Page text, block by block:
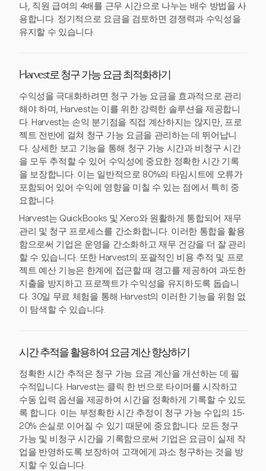
나, 직원 급여의 4배를 근무 시간으로 나누는 배수 방법을 사
용합니다. 정기적으로 요금을 검토하면 경쟁력과 수익성을
유지할 수 있습니다.
Harvest로 청구 가능 요금 최적화하기
수익성을 극대화하려면 청구 가능 요금을 효과적으로 관리
해야 하며, Harvest는 이를 위한 강력한 솔루션을 제공합니
다. Harvest는 손익 분기점을 직접 계산하지는 않지만, 프로
젝트 전반에 걸쳐 청구 가능 요금을 관리하는 데 뛰어납니
다. 상세한 보고 기능을 통해 청구 가능 시간과 비청구 시간
을 모두 추적할 수 있어 수익성에 중요한 정확한 시간 기록
을 보장합니다. 이는 일반적으로 80%의 타임시트에 오류가
포함되어 있어 수익에 영향을 미칠 수 있는 점에서 특히 중
요합니다.
Harvest는 QuickBooks 및 Xero와 원활하게 통합되어 재무
관리 및 청구 프로세스를 간소화합니다. 이러한 통합을 활용
함으로써 기업은 운영을 간소화하고 재무 건강을 더 잘 관리
할 수 있습니다. 또한 Harvest의 포괄적인 비용 추적 및 프로
젝트 예산 기능은 한계에 접근할 때 경고를 제공하여 과도한
지출을 방지하고 프로젝트가 수익성을 유지하도록 돕습니
다. 30일 무료 체험을 통해 Harvest의 이러한 기능을 위험 없
이 탐색할 수 있습니다.
시간 추적을 활용하여 요금 계산 향상하기
정확한 시간 추적은 청구 가능 요금 계산을 개선하는 데 필
수적입니다. Harvest는 클릭 한 번으로 타이머를 시작하고
수동 입력 옵션을 제공하여 시간을 정확하게 기록할 수 있도
록 합니다. 이는 부정확한 시간 추정이 청구 가능 수입의 15-
20% 손실로 이어질 수 있기 때문에 중요합니다. 모든 청구
가능 및 비청구 시간을 기록함으로써 기업은 요금이 실제 작
업을 반영하도록 보장하여 고객에게 과소 청구하는 것을 방
지할 수 있습니다.